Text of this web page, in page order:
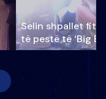
Selin shpallet
të pestë të ‘Big